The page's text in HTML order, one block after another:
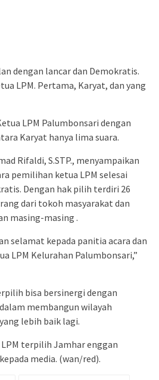
dengan lancar dan Demokratis.
LPM. Pertama, Karyat, dan yang
LPM Palumbonsari dengan
Karyat hanya lima suara.
Rifaldi, S.STP., menyampaikan
pemilihan ketua LPM selesai
Dengan hak pilih terdiri 26
dari tokoh masyarakat dan
masing-masing .
selamat kepada panitia acara dan
LPM Kelurahan Palumbonsari,”
bisa bersinergi dengan
membangun wilayah
lebih baik lagi.
terpilih Jamhar enggan
media. (wan/red).